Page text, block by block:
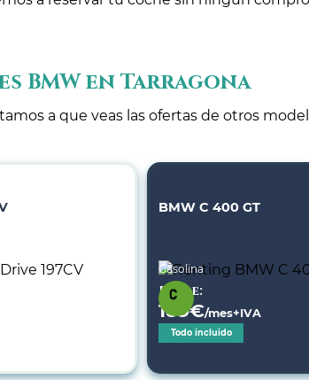
BMW en Tarragona
a que veas las ofertas de otros
BMW C 400 GT
Gasolina
Desde:
189€/mes+IVA
Todo incluido